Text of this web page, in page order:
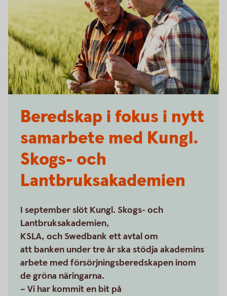
Beredskap i fokus i nytt
samarbete med Kungl.
Skogs- och
Lantbruksakademien
I september slöt Kungl. Skogs- och
Lantbruksakademien,
KSLA, och Swedbank ett avtal om
att banken under tre år ska stödja akademins
arbete med försörjningsberedskapen inom
de gröna näringarna.
– Vi har kommit en bit på